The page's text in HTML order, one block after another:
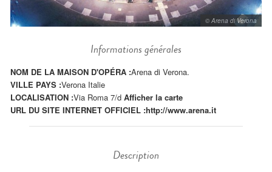
© Arena di Verona
Informations générales
NOM DE LA MAISON D'OPÉRA :Arena di Verona.
VILLE PAYS :Verona Italie
LOCALISATION :Via Roma 7/d Afficher la carte
URL DU SITE INTERNET OFFICIEL :http://www.arena.it
Description